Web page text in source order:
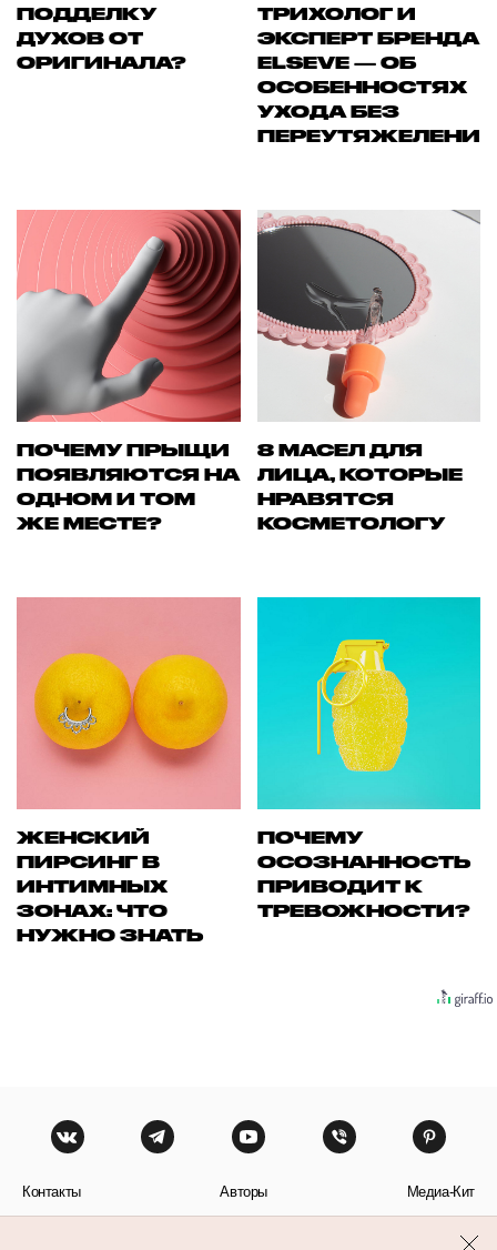
ПОДДЕЛКУ
ДУХОВ ОТ
ОРИГИНАЛА?
ТРИХОЛОГ И
ЭКСПЕРТ БРЕНДА
ELSEVE — ОБ
ОСОБЕННОСТЯХ
УХОДА БЕЗ
ПЕРЕУТЯЖЕЛЕНИЯ
ПОЧЕМУ ПРЫЩИ
ПОЯВЛЯЮТСЯ НА
ОДНОМ И ТОМ
ЖЕ МЕСТЕ?
8 МАСЕЛ ДЛЯ
ЛИЦА, КОТОРЫЕ
НРАВЯТСЯ
КОСМЕТОЛОГУ
ЖЕНСКИЙ
ПИРСИНГ В
ИНТИМНЫХ
ЗОНАХ: ЧТО
НУЖНО ЗНАТЬ
ПОЧЕМУ
ОСОЗНАННОСТЬ
ПРИВОДИТ К
ТРЕВОЖНОСТИ?
Контакты Авторы Медиа-Кит